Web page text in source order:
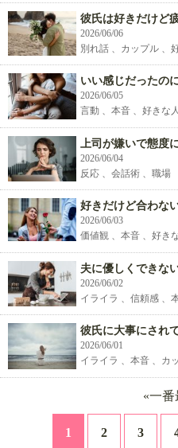
彼氏は好きだけど
2026/06/06
別れ話 、カップル 、
いい感じだったの
2026/06/05
言動 、本音 、好きな人
上司が嫌いで態度
2026/06/04
反応 、会話術 、職場
好きだけど合わな
2026/06/03
価値観 、本音 、好き
夫に優しくできな
2026/06/02
イライラ 、信頼感 、
彼氏に大事にされ
2026/06/01
イライラ 、本音 、カ
«一
1 2 3